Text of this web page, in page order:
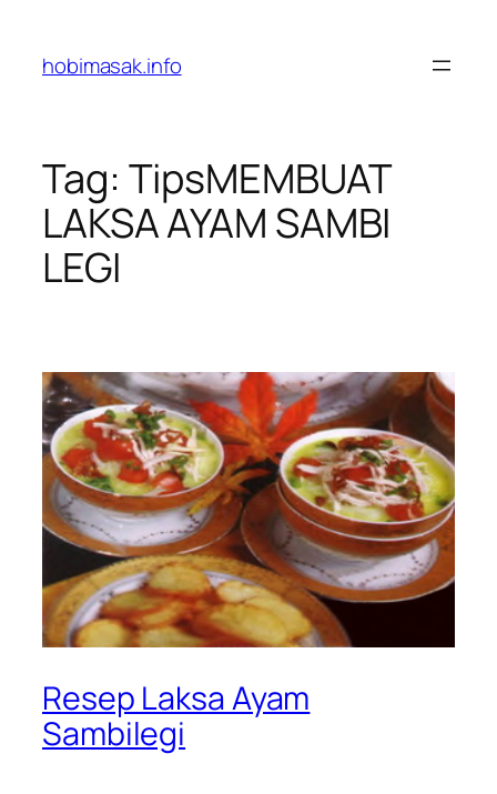
content
hobimasak.info
Tag: TipsMEMBUAT
LAKSA AYAM SAMBI
LEGI
Resep Laksa Ayam
Sambilegi